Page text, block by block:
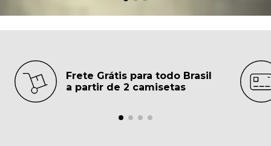
Frete Grátis para todo Brasil
a partir de 2 camisetas